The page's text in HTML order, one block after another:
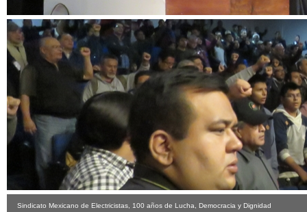
Sindicato Mexicano de Electricistas, 100 años de Lucha, Democracia y Dignidad